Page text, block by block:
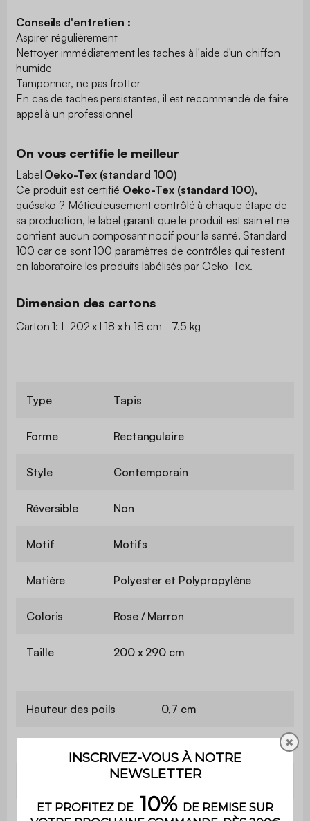
Conseils d'entretien :
Aspirer régulièrement
Nettoyer immédiatement les taches à l'aide d'un chiffon
humide
Tamponner, ne pas frotter
En cas de taches persistantes, il est recommandé de faire
appel à un professionnel
On vous certifie le meilleur
Label Oeko-Tex (standard 100)
Ce produit est certifié Oeko-Tex (standard 100),
quésako ? Méticuleusement contrôlé à chaque étape de
sa production, le label garanti que le produit est sain et ne
contient aucun composant nocif pour la santé. Standard
100 car ce sont 100 paramètres de contrôles qui testent
en laboratoire les produits labélisés par Oeko-Tex.
Dimension des cartons
Carton 1: L 202 x l 18 x h 18 cm - 7.5 kg
Type Tapis
Forme Rectangulaire
Style Contemporain
Réversible Non
Motif Motifs
Matière Polyester et Polypropylène
Coloris Rose / Marron
Taille 200 x 290 cm
Hauteur des poils 0,7 cm
Oeko-Tex Standard 100
Utilisation Intérieur
✖